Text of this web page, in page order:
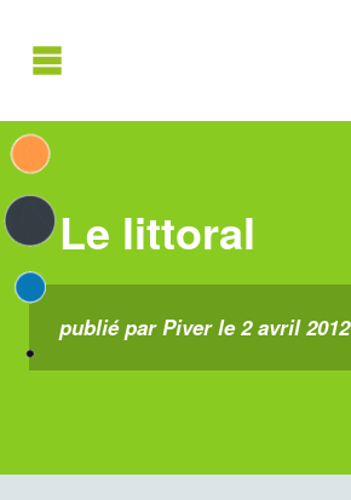
Le littoral
publié par Piver le 2 avril 2012